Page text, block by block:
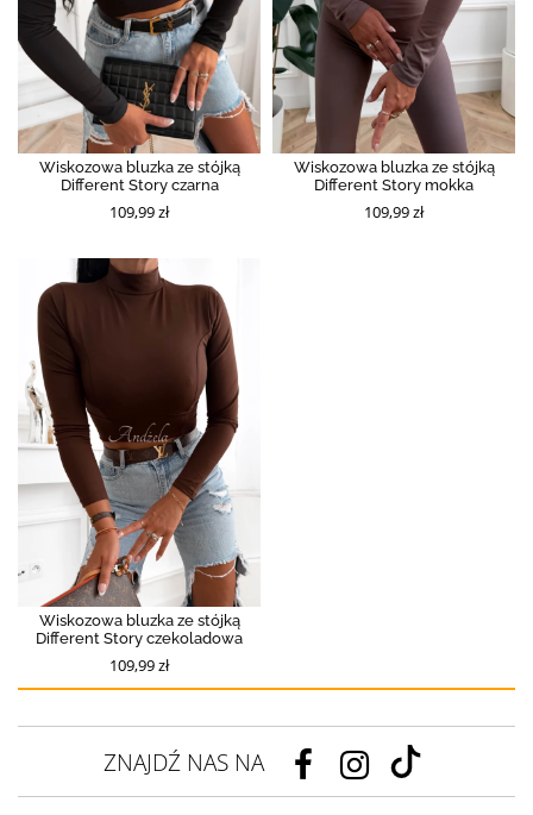
Wiskozowa bluzka ze stójką
Different Story czarna
109,99 zł
Wiskozowa bluzka ze stójką
Different Story mokka
109,99 zł
Wiskozowa bluzka ze stójką
Different Story czekoladowa
109,99 zł
ZNAJDŹ NAS NA